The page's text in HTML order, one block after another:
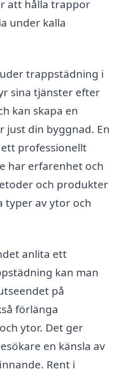
att hålla trappor
under kalla
trappstädning i
sina tjänster efter
kan skapa en
just din byggnad. En
professionellt
har erfarenhet och
och produkter
typer av ytor och
anlita ett
kan man
på
förlänga
ytor. Det ger
en känsla av
Rent i